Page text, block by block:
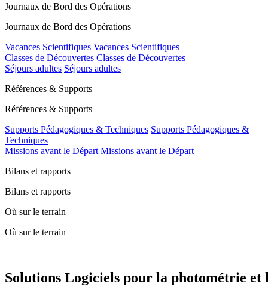
Journaux de Bord des Opérations
Journaux de Bord des Opérations
Vacances Scientifiques Vacances Scientifiques
Classes de Découvertes Classes de Découvertes
Séjours adultes Séjours adultes
Références & Supports
Références & Supports
Supports Pédagogiques & Techniques Supports Pédagogiques &
Techniques
Missions avant le Départ Missions avant le Départ
Bilans et rapports
Bilans et rapports
Où sur le terrain
Où sur le terrain
Solutions Logiciels pour la photométrie et